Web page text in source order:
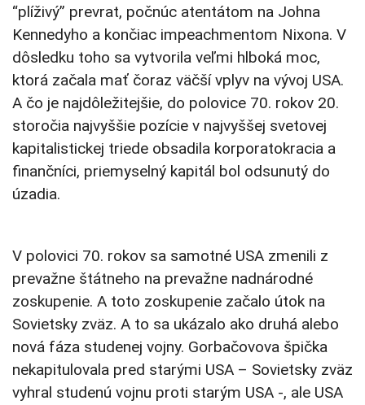
“plíživý” prevrat, počnúc atentátom na Johna
Kennedyho a končiac impeachmentom Nixona. V
dôsledku toho sa vytvorila veľmi hlboká moc,
ktorá začala mať čoraz väčší vplyv na vývoj USA.
A čo je najdôležitejšie, do polovice 70. rokov 20.
storočia najvyššie pozície v najvyššej svetovej
kapitalistickej triede obsadila korporatokracia a
finančníci, priemyselný kapitál bol odsunutý do
úzadia.
V polovici 70. rokov sa samotné USA zmenili z
prevažne štátneho na prevažne nadnárodné
zoskupenie. A toto zoskupenie začalo útok na
Sovietsky zväz. A to sa ukázalo ako druhá alebo
nová fáza studenej vojny. Gorbačovova špička
nekapitulovala pred starými USA – Sovietsky zväz
vyhral studenú vojnu proti starým USA -, ale USA